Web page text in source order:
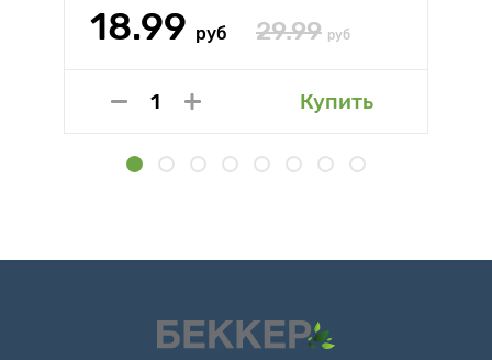
18.99 руб 29.99 руб
Купить